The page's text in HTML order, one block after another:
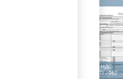
Отчет по НДС
формы STI - 062